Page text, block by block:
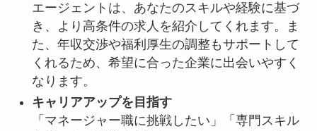
エージェントは、あなたのスキルや経験に基づ
き、より高条件の求人を紹介してくれます。ま
た、年収交渉や福利厚生の調整もサポートして
くれるため、希望に合った企業に出会いやすく
なります。
キャリアアップを目指す
「マネージャー職に挑戦したい」「専門スキル